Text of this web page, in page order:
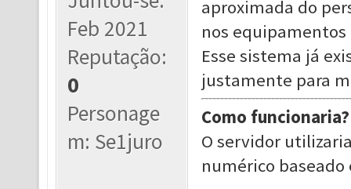
Feb 2021
Reputação:
0
Personage
m: Se1juro
aproximada do
nos equipamentos
Esse sistema já
justamente para
Como funcionaria?
O servidor
numérico